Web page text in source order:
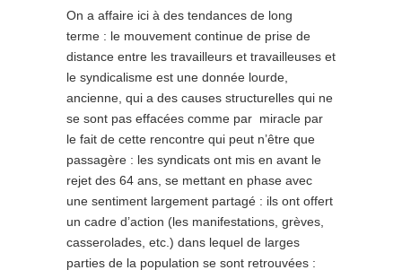
On a affaire ici à des tendances de long
terme : le mouvement continue de prise de
distance entre les travailleurs et travailleuses et
le syndicalisme est une donnée lourde,
ancienne, qui a des causes structurelles qui ne
se sont pas effacées comme par miracle par
le fait de cette rencontre qui peut n’être que
passagère : les syndicats ont mis en avant le
rejet des 64 ans, se mettant en phase avec
une sentiment largement partagé : ils ont offert
un cadre d’action (les manifestations, grèves,
casserolades, etc.) dans lequel de larges
parties de la population se sont retrouvées :